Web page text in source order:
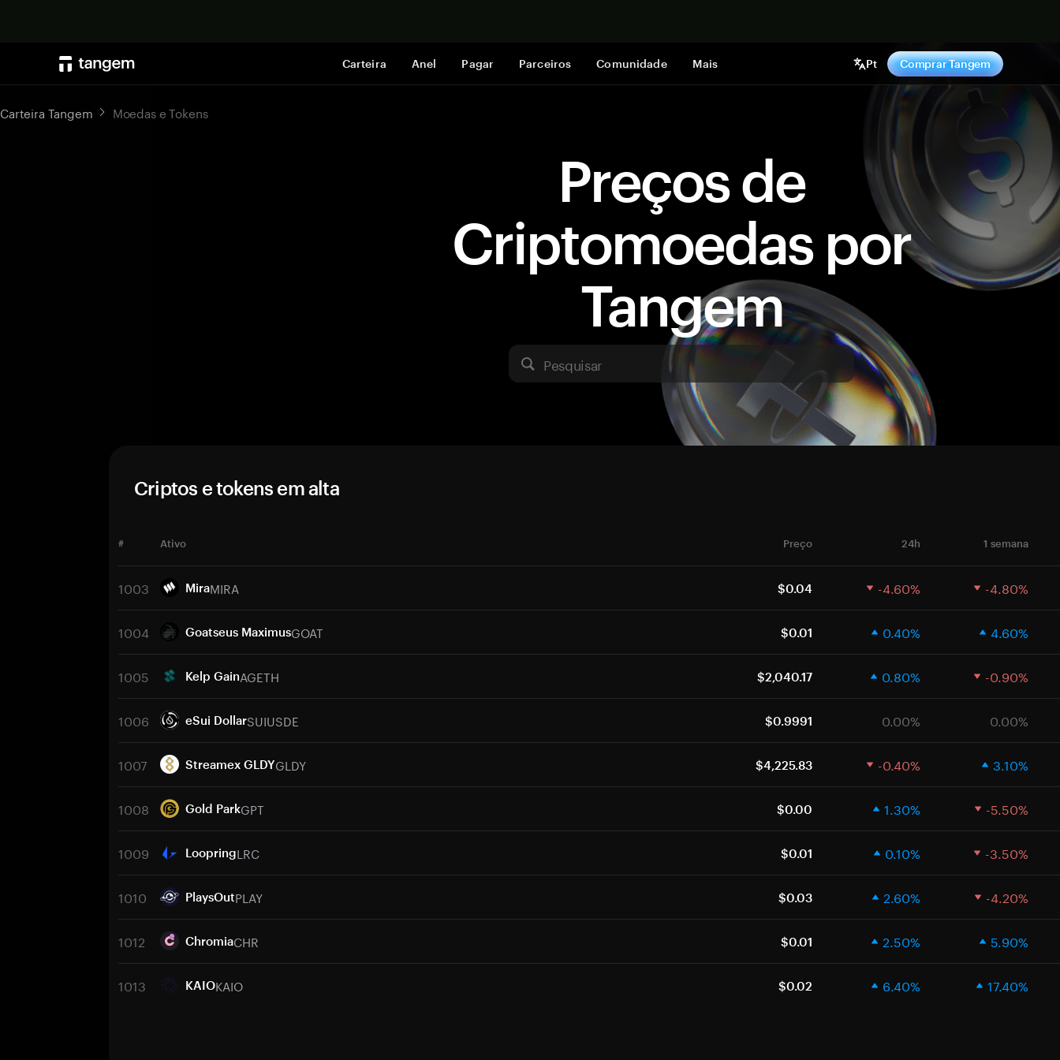
Carteira Anel Pagar Parceiros Comunidade Mais Pt Comprar Tangem
Preços de
Criptomoedas por
Tangem
Pesquisar
Carteira Tangem Moedas e Tokens
Criptos e tokens em alta
# Ativo Preço 24h 1 semana
1003 MiraMIRA $0.04 -4.60% -4.80%
1004 Goatseus MaximusGOAT $0.01 0.40% 4.60%
1005 Kelp GainAGETH $2,040.17 0.80% -0.90%
1006 eSui DollarSUIUSDE $0.9991 0.00% 0.00%
1007 Streamex GLDYGLDY $4,225.83 -0.40% 3.10%
1008 Gold ParkGPT $0.00 1.30% -5.50%
1009 LoopringLRC $0.01 0.10% -3.50%
1010 PlaysOutPLAY $0.03 2.60% -4.20%
1012 ChromiaCHR $0.01 2.50% 5.90%
1013 KAIOKAIO $0.02 6.40% 17.40%